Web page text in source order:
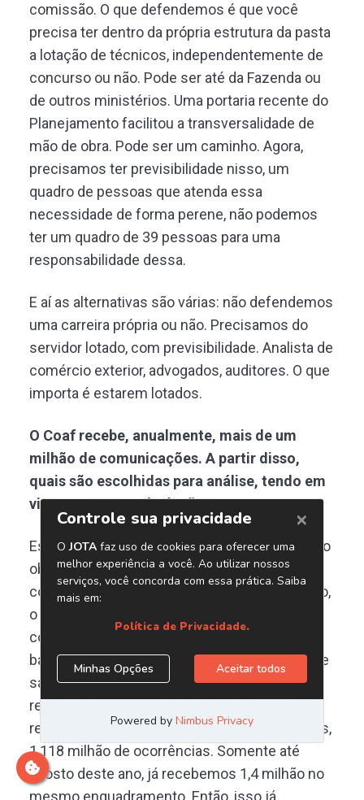
comissão. O que defendemos é que você
precisa ter dentro da própria estrutura da pasta
a lotação de técnicos, independentemente de
concurso ou não. Pode ser até da Fazenda ou
de outros ministérios. Uma portaria recente do
Planejamento facilitou a transversalidade de
mão de obra. Pode ser um caminho. Agora,
precisamos ter previsibilidade nisso, um
quadro de pessoas que atenda essa
necessidade de forma perene, não podemos
ter um quadro de 39 pessoas para uma
responsabilidade dessa.
E aí as alternativas são várias: não defendemos
uma carreira própria ou não. Precisamos do
servidor lotado, com previsibilidade. Analista de
comércio exterior, advogados, auditores. O que
importa é estarem lotados.
O Coaf recebe, anualmente, mais de um
milhão de comunicações. A partir disso,
quais são escolhidas para análise, tendo em
vista a estrutura do órgão?
Especialmente de 2017 para 2018 tem um fato
objetivo, de mudança de parâmetros de
comunicações: em dezembro do ano passado,
o BC aprovou uma mudança na norma de
comunicação de operação em espécie aos
bancos. Eles tinham que comunicar valores de
saque maiores ou superiores a R$ 100 mil
reais. Mudamos para R$ 50 mil. Em 2017,
recebemos o ano inteiro, somente dos bancos,
1,118 milhão de ocorrências. Somente até
agosto deste ano, já recebemos 1,4 milhão no
mesmo enquadramento. Então, isso já